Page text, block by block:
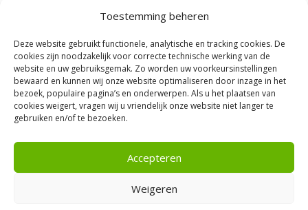
Toestemming beheren
Deze website gebruikt functionele, analytische en tracking cookies. De
cookies zijn noodzakelijk voor correcte technische werking van de
website en uw gebruiksgemak. Zo worden uw voorkeursinstellingen
bewaard en kunnen wij onze website optimaliseren door inzage in het
bezoek, populaire pagina’s en onderwerpen. Als u het plaatsen van
cookies weigert, vragen wij u vriendelijk onze website niet langer te
gebruiken en/of te bezoeken.
Accepteren
Weigeren
Rendement berekenen
Voorwaarden
Algemene voorwaarden
Privacybeleid
Disclaimer